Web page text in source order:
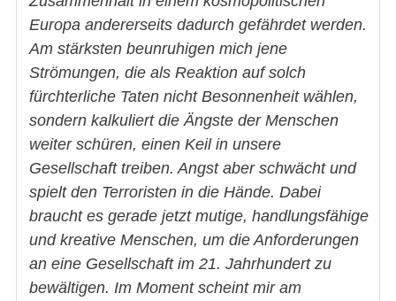
Europa andererseits dadurch gefährdet werden.
Am stärksten beunruhigen mich jene
Strömungen, die als Reaktion auf solch
fürchterliche Taten nicht Besonnenheit wählen,
sondern kalkuliert die Ängste der Menschen
weiter schüren, einen Keil in unsere
Gesellschaft treiben. Angst aber schwächt und
spielt den Terroristen in die Hände. Dabei
braucht es gerade jetzt mutige, handlungsfähige
und kreative Menschen, um die Anforderungen
an eine Gesellschaft im 21. Jahrhundert zu
bewältigen. Im Moment scheint mir am